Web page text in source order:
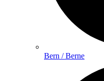
Bern / Berne